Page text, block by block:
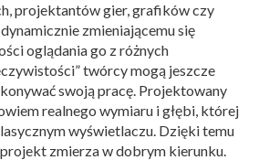
projektantów gier, grafików czy
zmieniającemu się
oglądania go z różnych
twórcy mogą jeszcze
swoją pracę. Projektowany
realnego wymiaru i głębi, której
wyświetlaczu. Dzięki temu
zmierza w dobrym kierunku.